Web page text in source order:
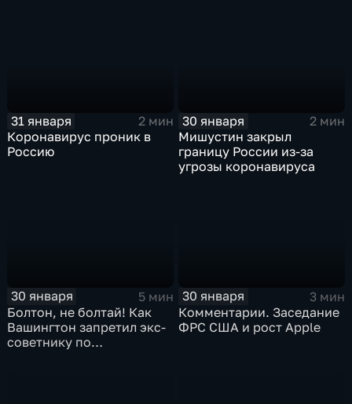
31 января
2 мин
Коронавирус проник в
Россию
30 января
2 мин
Мишустин закрыл
границу России из-за
угрозы коронавируса
30 января
5 мин
Болтон, не болтай! Как
Вашингтон запретил экс-
советнику по
30 января
3 мин
Комментарии. Заседание
ФРС США и рост Apple